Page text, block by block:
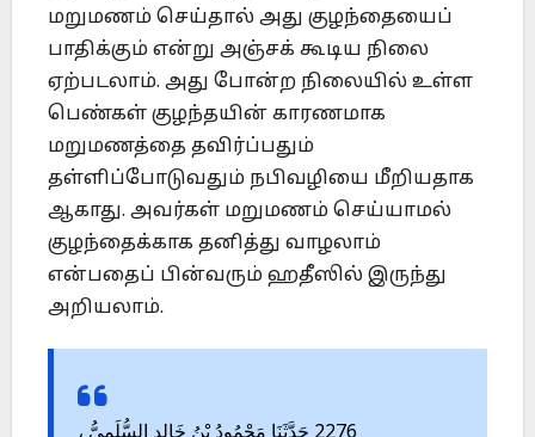
மறுமணம் செய்தால் அது குழந்தையைப்
பாதிக்கும் என்று அஞ்சக் கூடிய நிலை
ஏற்படலாம். அது போன்ற நிலையில் உள்ள
பெண்கள் குழந்தயின் காரணமாக
மறுமணத்தை தவிர்ப்பதும்
தள்ளிப்போடுவதும் நபிவழியை மீறியதாக
ஆகாது. அவர்கள் மறுமணம் செய்யாமல்
குழந்தைக்காக தனித்து வாழலாம்
என்பதைப் பின்வரும் ஹதீஸில் இருந்து
அறியலாம்.